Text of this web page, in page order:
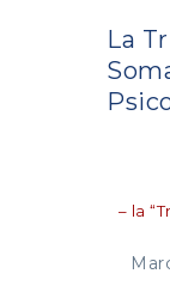
La
– la